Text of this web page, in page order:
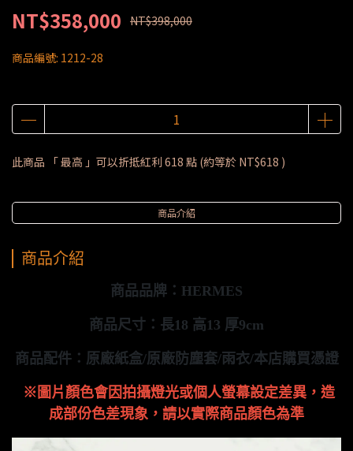
NT$358,000 NT$398,000
商品編號: 1212-28
此商品 「 最高 」可以折抵紅利 618 點 (約等於 NT$618 )
商品介紹
商品介紹
商品品牌：HERMES
商品尺寸：長18 高13 厚9cm
商品配件：原廠紙盒/原廠防塵套/雨衣/本店購買憑證
※圖片顏色會因拍攝燈光或個人螢幕設定差異，造
成部份色差現象，請以實際商品顏色為準